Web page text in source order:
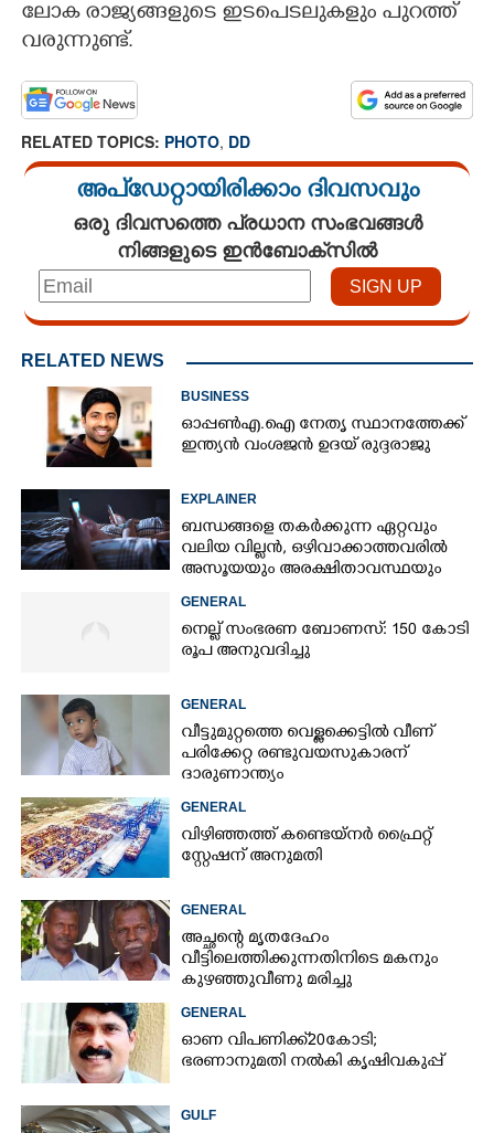
CONTACT US
ലോക രാജ്യങ്ങളുടെ ഇടപെടലുകളും പുറത്ത്
വരുന്നുണ്ട്.
RELATED TOPICS: PHOTO, DD
അപ്ഡേറ്റായിരിക്കാം ദിവസവും
ഒരു ദിവസത്തെ പ്രധാന സംഭവങ്ങൾ
നിങ്ങളുടെ ഇൻബോക്സിൽ
RELATED NEWS
BUSINESS
ഓപ്പൺഎ.ഐ നേതൃ സ്ഥാനത്തേക്ക്
ഇന്ത്യൻ വംശജൻ ഉദയ് രുദ്ദരാജു
EXPLAINER
ബന്ധങ്ങളെ തകർക്കുന്ന ഏറ്റവും
വലിയ വില്ലൻ, ഒഴിവാക്കാത്തവരിൽ
അസൂയയും അരക്ഷിതാവസ്ഥയും
കൂടും
GENERAL
നെല്ല് സംഭരണ ബോണസ്: 150 കോടി
രൂപ അനുവദിച്ചു
GENERAL
വീട്ടുമുറ്റത്തെ വെള്ളക്കെട്ടിൽ വീണ്
പരിക്കേറ്റ രണ്ടുവയസുകാരന്
ദാരുണാന്ത്യം
GENERAL
വിഴിഞ്ഞത്ത് കണ്ടെയ്നർ ഫ്രൈറ്റ്
സ്റ്റേഷന് അനുമതി
GENERAL
അച്ഛന്റെ മൃതദേഹം
വീട്ടിലെത്തിക്കുന്നതിനിടെ മകനും
കുഴഞ്ഞുവീണു മരിച്ചു
GENERAL
ഓണ വിപണിക്ക് 20കോടി;
ഭരണാനുമതി നൽകി കൃഷിവകുപ്പ്
GULF